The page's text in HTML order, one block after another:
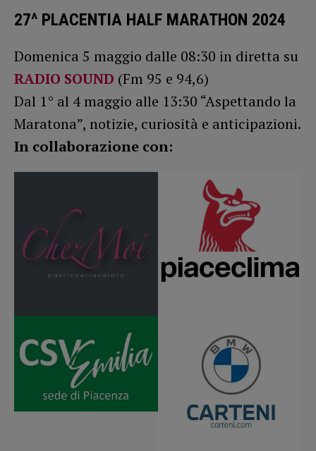
27^ PLACENTIA HALF MARATHON 2024
Domenica 5 maggio dalle 08:30 in diretta su
RADIO SOUND (Fm 95 e 94,6)
Dal 1° al 4 maggio alle 13:30 “Aspettando la
Maratona”, notizie, curiosità e anticipazioni.
In collaborazione con: